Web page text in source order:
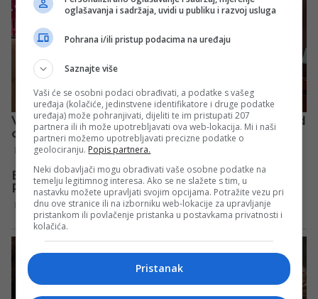
oglašavanja i sadržaja, uvidi u publiku i razvoj usluga
Pohrana i/ili pristup podacima na uređaju
Saznajte više
Vaši će se osobni podaci obrađivati, a podatke s vašeg
uređaja (kolačiće, jedinstvene identifikatore i druge podatke
uređaja) može pohranjivati, dijeliti te im pristupati 207
partnera ili ih može upotrebljavati ova web-lokacija. Mi i naši
partneri možemo upotrebljavati precizne podatke o
geolociranju. Popis partnera.
Neki dobavljači mogu obrađivati vaše osobne podatke na
temelju legitimnog interesa. Ako se ne slažete s tim, u
nastavku možete upravljati svojim opcijama. Potražite vezu pri
dnu ove stranice ili na izborniku web-lokacije za upravljanje
pristankom ili povlačenje pristanka u postavkama privatnosti i
kolačića.
Pristanak